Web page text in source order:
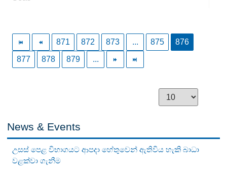
871 872 873 ... 875
876
877
878 879 ...
News & Events
උසස් පෙළ විභාගයට ආපදා හේතුවෙන් ඇතිවිය හැකි බාධා
වළක්වා ගැනීම